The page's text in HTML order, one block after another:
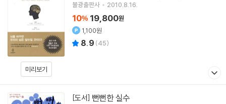
미리보기
불광출판사
2010.8.16.
10% 19,800원
1,100원
8.9 (45)
[도서] 뻔뻔한 실수